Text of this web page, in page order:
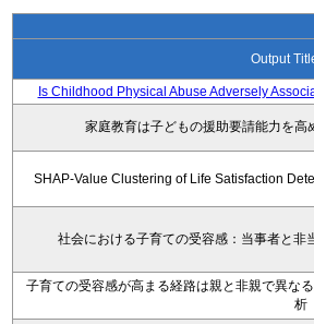
Output
Is Childhood Physical Abuse Adversely
家庭教育は子どもの援助要請能力を
SHAP-Value Clustering of Life Satisfaction
社会における子育ての受容感：当事者と非
子育ての受容感が高まる経路は親と非親で異な
析